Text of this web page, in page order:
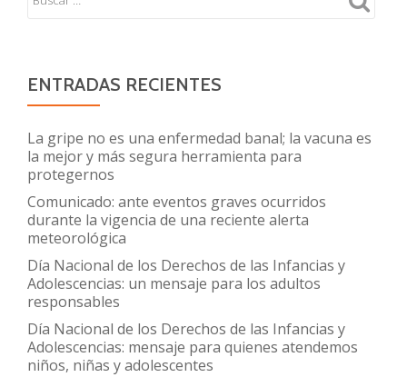
todos
ENTRADAS RECIENTES
La gripe no es una enfermedad banal; la vacuna es
la mejor y más segura herramienta para
protegernos
Comunicado: ante eventos graves ocurridos
durante la vigencia de una reciente alerta
meteorológica
Día Nacional de los Derechos de las Infancias y
Adolescencias: un mensaje para los adultos
responsables
Día Nacional de los Derechos de las Infancias y
Adolescencias: mensaje para quienes atendemos
niños, niñas y adolescentes